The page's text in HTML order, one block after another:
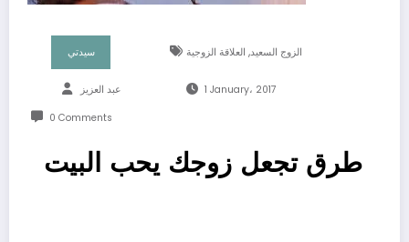
سيدتي الزوج السعيد, العلاقة الزوجية
عبد العزيز 1 January، 2017
0 Comments